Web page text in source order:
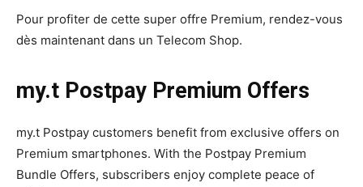
Pour profiter de cette super offre Premium, rendez-vous
dès maintenant dans un Telecom Shop.
my.t Postpay Premium Offers
my.t Postpay customers benefit from exclusive offers on
Premium smartphones. With the Postpay Premium
Bundle Offers, subscribers enjoy complete peace of